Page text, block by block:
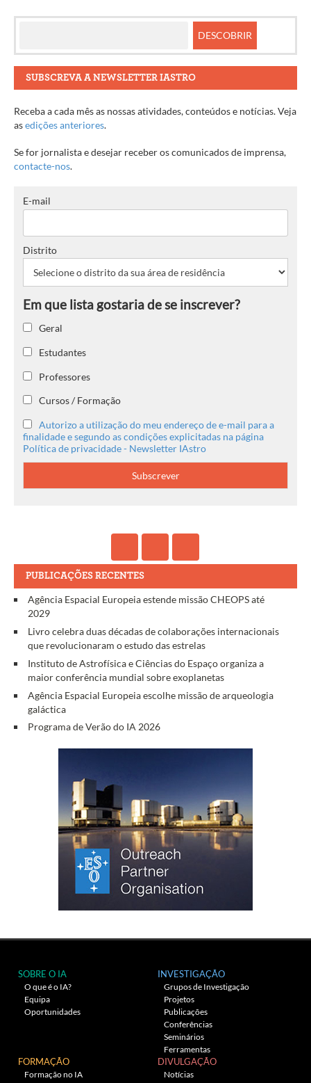
SUBSCREVA A NEWSLETTER IASTRO
Receba a cada mês as nossas atividades, conteúdos e notícias. Veja
asedições anteriores.
Se for jornalista e desejar receber os comunicados de imprensa,
contacte-nos.
E-mail
Distrito
Geral
Estudantes
Professores
Cursos / Formação
Autorizo a utilização do meu endereço de e-mail para a
finalidade e segundo as condições explicitadas na página
Política de privacidade - Newsletter IAstro
PUBLICAÇÕES RECENTES
Agência Espacial Europeia estende missão CHEOPS até
2029
Livro celebra duas décadas de colaborações internacionais
que revolucionaram o estudo das estrelas
Instituto de Astrofísica e Ciências do Espaço organiza a
maior conferência mundial sobre exoplanetas
Agência Espacial Europeia escolhe missão de arqueologia
galáctica
Programa de Verão do IA 2026
SOBRE O IA
O que é o IA?
Equipa
Oportunidades
INVESTIGAÇÃO
Grupos de Investigação
Projetos
Publicações
Conferências
Seminários
Ferramentas
FORMAÇÃO
Formação no IA
DIVULGAÇÃO
Notícias